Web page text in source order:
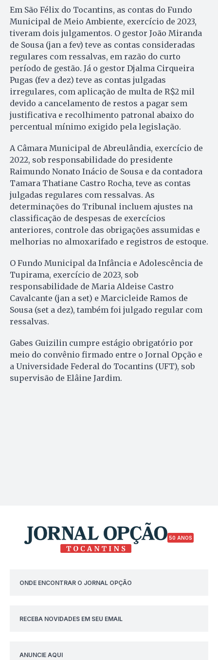
Em São Félix do Tocantins, as contas do Fundo
Municipal de Meio Ambiente, exercício de 2023,
tiveram dois julgamentos. O gestor João Miranda
de Sousa (jan a fev) teve as contas consideradas
regulares com ressalvas, em razão do curto
período de gestão. Já o gestor Djalma Cirqueira
Pugas (fev a dez) teve as contas julgadas
irregulares, com aplicação de multa de R$2 mil
devido a cancelamento de restos a pagar sem
justificativa e recolhimento patronal abaixo do
percentual mínimo exigido pela legislação.
A Câmara Municipal de Abreulândia, exercício de
2022, sob responsabilidade do presidente
Raimundo Nonato Inácio de Sousa e da contadora
Tamara Thatiane Castro Rocha, teve as contas
julgadas regulares com ressalvas. As
determinações do Tribunal incluem ajustes na
classificação de despesas de exercícios
anteriores, controle das obrigações assumidas e
melhorias no almoxarifado e registros de estoque.
O Fundo Municipal da Infância e Adolescência de
Tupirama, exercício de 2023, sob
responsabilidade de Maria Aldeise Castro
Cavalcante (jan a set) e Marcicleide Ramos de
Sousa (set a dez), também foi julgado regular com
ressalvas.
Gabes Guizilin cumpre estágio obrigatório por
meio do convênio firmado entre o Jornal Opção e
a Universidade Federal do Tocantins (UFT), sob
supervisão de Elâine Jardim.
50 ANOS
ONDE ENCONTRAR O JORNAL OPÇÃO
RECEBA NOVIDADES EM SEU EMAIL
ANUNCIE AQUI